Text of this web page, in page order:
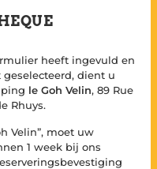
heeft ingevuld en
geselecteerd, dient u
le Goh Velin, 89 Rue
Rhuys.
Velin”, moet uw
1 week bij ons